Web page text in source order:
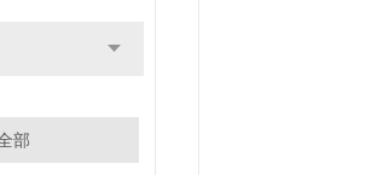
部